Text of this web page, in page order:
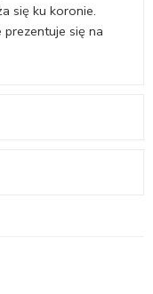
się ku koronie.
się na